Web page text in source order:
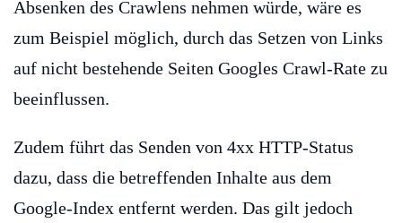
Absenken des Crawlens nehmen würde, wäre es
zum Beispiel möglich, durch das Setzen von Links
auf nicht bestehende Seiten Googles Crawl-Rate zu
beeinflussen.
Zudem führt das Senden von 4xx HTTP-Status
dazu, dass die betreffenden Inhalte aus dem
Google-Index entfernt werden. Das gilt jedoch